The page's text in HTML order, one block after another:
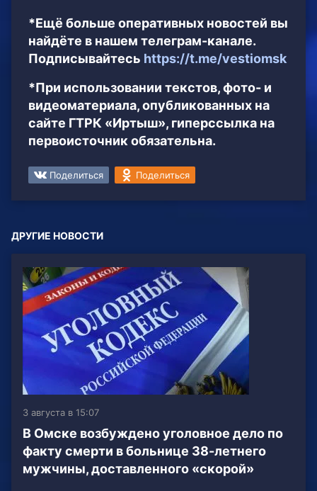
*Ещё больше оперативных новостей вы
найдёте в нашем телеграм-канале.
Подписывайтесь https://t.me/vestiomsk
*При использовании текстов, фото- и
видеоматериала, опубликованных на
сайте ГТРК «Иртыш», гиперссылка на
первоисточник обязательна.
Поделиться Поделиться
ДРУГИЕ НОВОСТИ
3 августа в 15:07
В Омске возбуждено уголовное дело по
факту смерти в больнице 38-летнего
мужчины, доставленного «скорой»